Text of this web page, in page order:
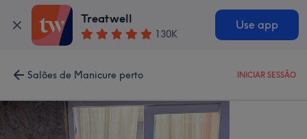
Treatwell
130K
Use app
Salões de Manicure perto INICIAR SESSÃO